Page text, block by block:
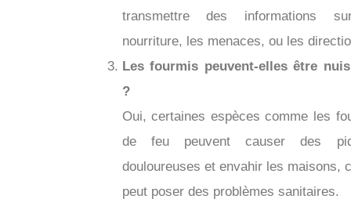
transmettre des informations
nourriture, les menaces, ou les
Les fourmis peuvent-elles être
?
Oui, certaines espèces comme les
de feu peuvent causer des
douloureuses et envahir les maisons,
peut poser des problèmes sanitaires.